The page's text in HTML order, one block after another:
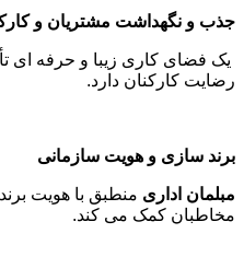
جذب و نگهداشت مشتریان و
یک فضای کاری زیبا و حرفه ای
رضایت کارکنان دارد.
برند سازی و هویت سازمانی
مبلمان اداری منطبق با هویت
مخاطبان کمک می کند.